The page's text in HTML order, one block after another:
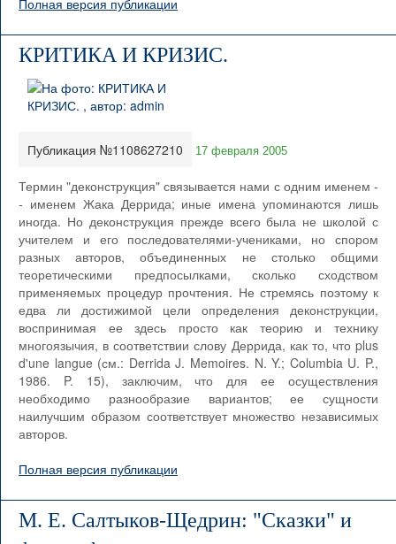
Полная версия публикации
КРИТИКА И КРИЗИС.
Публикация №1108627210 17 февраля 2005
Термин "деконструкция" связывается нами с одним именем -
- именем Жака Деррида; иные имена упоминаются лишь
иногда. Но деконструкция прежде всего была не школой с
учителем и его последователями-учениками, но спором
разных авторов, объединенных не столько общими
теоретическими предпосылками, сколько сходством
применяемых процедур прочтения. Не стремясь поэтому к
едва ли достижимой цели определения деконструкции,
воспринимая ее здесь просто как теорию и технику
многоязычия, в соответствии слову Деррида, как то, что plus
d'une langue (см.: Derrida J. Memoires. N. Y.; Columbia U. P.,
1986. P. 15), заключим, что для ее осуществления
необходимо разнообразие вариантов; ее сущности
наилучшим образом соответствует множество независимых
авторов.
Полная версия публикации
М. Е. Салтыков-Щедрин: "Сказки" и